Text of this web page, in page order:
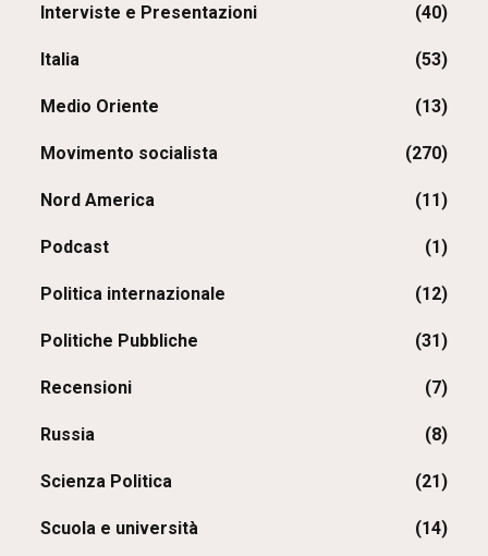
Interviste e Presentazioni (40)
Italia (53)
Medio Oriente (13)
Movimento socialista (270)
Nord America (11)
Podcast (1)
Politica internazionale (12)
Politiche Pubbliche (31)
Recensioni (7)
Russia (8)
Scienza Politica (21)
Scuola e università (14)